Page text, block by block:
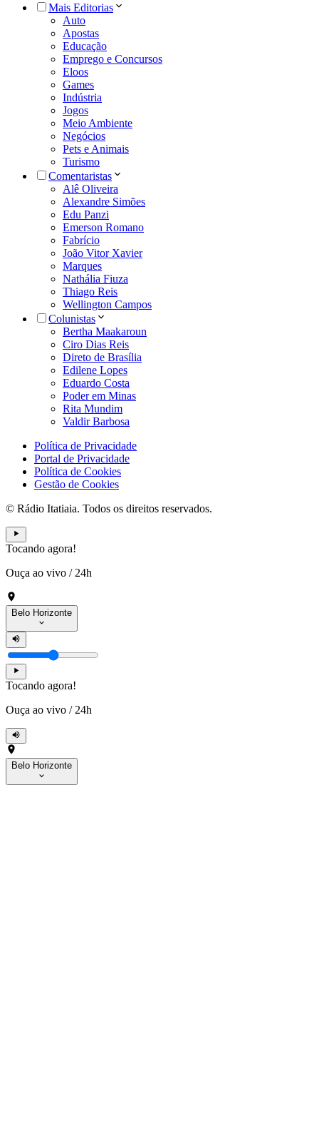
Mais Editorias
Auto
Apostas
Educação
Emprego e Concursos
Eloos
Games
Indústria
Jogos
Meio Ambiente
Negócios
Pets e Animais
Turismo
Comentaristas
Alê Oliveira
Alexandre Simões
Edu Panzi
Emerson Romano
Fabrício
João Vitor Xavier
Marques
Nathália Fiuza
Thiago Reis
Wellington Campos
Colunistas
Bertha Maakaroun
Ciro Dias Reis
Direto de Brasília
Edilene Lopes
Eduardo Costa
Poder em Minas
Rita Mundim
Valdir Barbosa
Política de Privacidade
Portal de Privacidade
Política de Cookies
Gestão de Cookies
© Rádio Itatiaia. Todos os direitos reservados.
Tocando agora!
Ouça ao vivo / 24h
Belo Horizonte
Tocando agora!
Ouça ao vivo / 24h
Belo Horizonte